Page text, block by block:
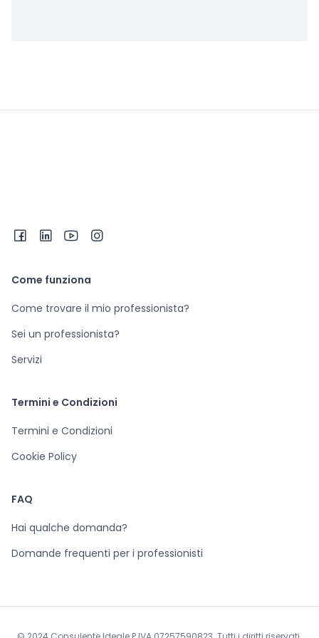
Come funziona
Come trovare il mio professionista?
Sei un professionista?
Servizi
Termini e Condizioni
Termini e Condizioni
Cookie Policy
FAQ
Hai qualche domanda?
Domande frequenti per i professionisti